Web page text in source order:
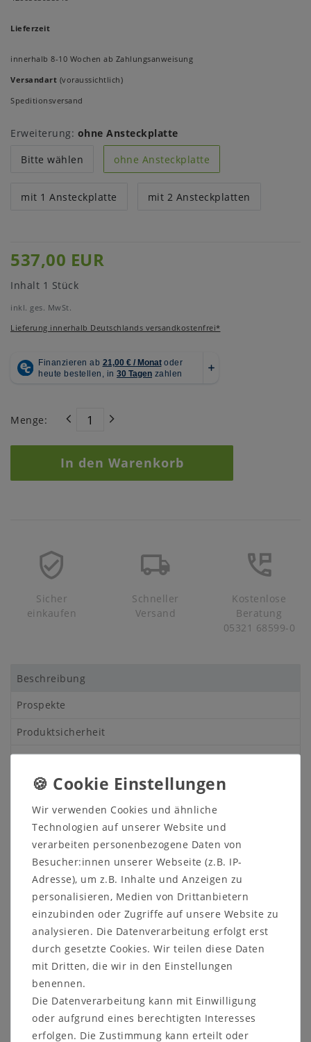
Lieferzeit
innerhalb 8-10 Wochen ab Zahlungsanweisung
Versandart (voraussichtlich)
Speditionsversand
Erweiterung: ohne Ansteckplatte
Bitte wählen
ohne Ansteckplatte
mit 1 Ansteckplatte mit 2 Ansteckplatten
537,00 EUR
Inhalt 1 Stück
inkl. ges. MwSt.
Lieferung innerhalb Deutschlands versandkostenfrei*
Menge:
In den Warenkorb
Sicher
einkaufen
Schneller
Versand
Kostenlose
Beratung
05321 68599-0
Beschreibung
Prospekte
Produktsicherheit
Produktbewertung
Massivholz Esstisch 160x90
cm- Kiefer massiv Holz
Tisch, Küchentisch, Ausziehtisch
Kiefer massiv
Oberfläche: 2-farbig grau / gelaugt
geölt
Andere Artikel des Programms finden Sie
HIER!
Der Esstisch hat eine rechteckige Tischplatte.
Auf Wunsch können Sie auch eine oder zwei
Ansteckplatten dazu bestellen.
Wir verwenden Cookies und ähnliche
Technologien auf unserer Website und
verarbeiten personenbezogene Daten von
Besucher:innen unserer Webseite (z.B. IP-
Adresse), um z.B. Inhalte und Anzeigen zu
personalisieren, Medien von Drittanbietern
einzubinden oder Zugriffe auf unsere Website zu
analysieren. Die Datenverarbeitung erfolgt erst
durch gesetzte Cookies. Wir teilen diese Daten
mit Dritten, die wir in den Einstellungen
benennen.
Die Datenverarbeitung kann mit Einwilligung
oder aufgrund eines berechtigten Interesses
erfolgen. Die Zustimmung kann erteilt oder